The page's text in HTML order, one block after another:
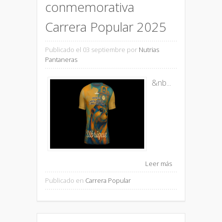
conmemorativa
Carrera Popular 2025
Publicado el 03 septiembre por Nutrias
Pantaneras
&nb...
Leer más
Publicado en Carrera Popular